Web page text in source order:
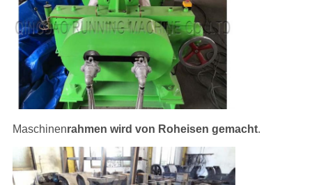
Maschinenrahmen wird von Roheisen gemacht.